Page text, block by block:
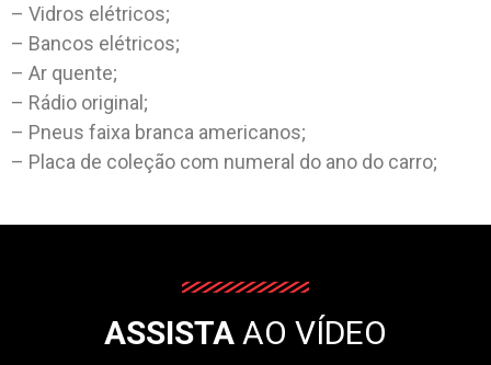
– Vidros elétricos;
– Bancos elétricos;
– Ar quente;
– Rádio original;
– Pneus faixa branca americanos;
– Placa de coleção com numeral do ano do carro;
ASSISTA AO VÍDEO